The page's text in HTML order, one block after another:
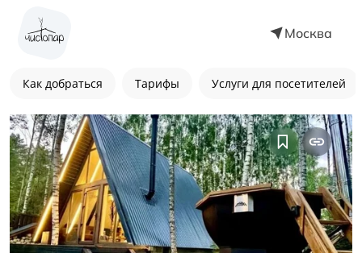
Москва
Как добраться Тарифы Услуги для посетителей